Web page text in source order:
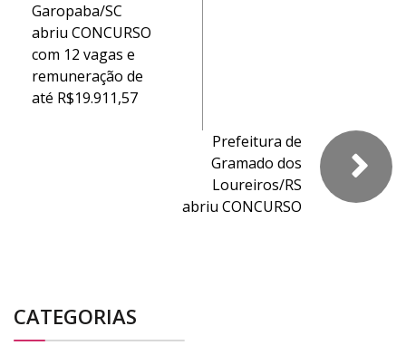
Garopaba/SC
abriu CONCURSO
com 12 vagas e
remuneração de
até R$19.911,57
Prefeitura de
Gramado dos
Loureiros/RS
abriu CONCURSO
CATEGORIAS